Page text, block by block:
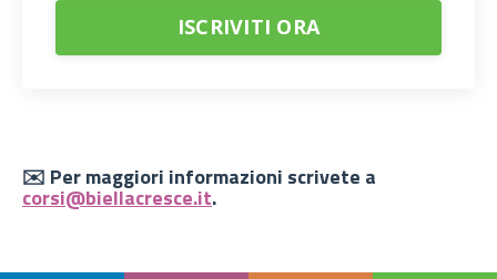
ISCRIVITI ORA
✉️ Per maggiori informazioni scrivete a
corsi@biellacresce.it.